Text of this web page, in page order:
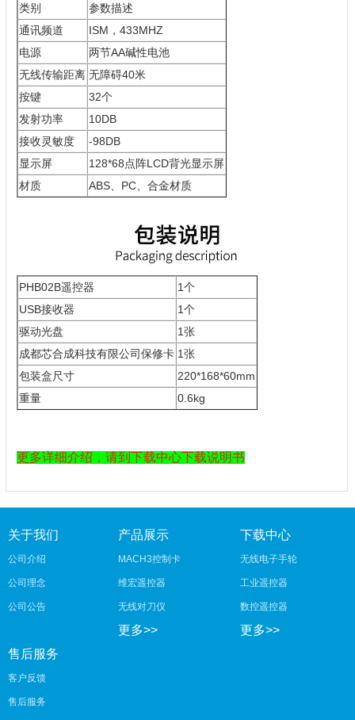
类别
参数描述
通讯频道
ISM，433MHZ
电源
两节AA碱性电池
无线传输距离 无障碍40米
按键
32个
发射功率
10DB
接收灵敏度
-98DB
显示屏
128*68点阵LCD背光显示屏
材质
ABS、PC、合金材质
PHB02B遥控器
1个
USB接收器
1个
驱动光盘
1张
成都芯合成科技有限公司保修卡 1张
包装盒尺寸
220*168*60mm
重量
0.6kg
更多详细介绍，请到下载中心下载说明书
关于我们
公司介绍
公司理念
公司公告
产品展示
MACH3控制卡
维宏遥控器
无线对刀仪
更多>>
下载中心
无线电子手轮
工业遥控器
数控遥控器
更多>>
售后服务
客户反馈
售后服务